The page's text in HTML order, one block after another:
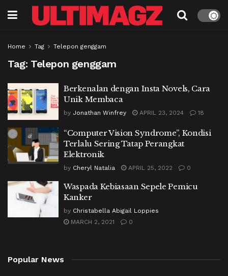
Home Tag Telepon genggam
Tag: Telepon genggam
Berkenalan dengan Insta Novels, Cara
Unik Membaca
by Jonathan Winfrey APRIL 23, 2024 18
“Computer Vision Syndrome”, Kondisi
Terlalu Sering Tatap Perangkat
Elektronik
by Cheryl Natalia APRIL 25, 2022 0
Waspada Kebiasaan Sepele Pemicu
Kanker
by Christabella Abigail Loppies
MARCH 2, 2021
0
Popular News